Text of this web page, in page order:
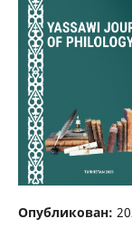
Опубликован: